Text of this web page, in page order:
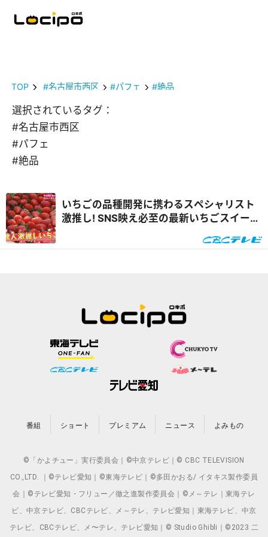
TOP #名古屋市西区 #パフェ #絶品
選択されているタグ：
#名古屋市西区
#パフェ
#絶品
いちごの品種開発に携わるスペシャリスト
激推し! SNS映え必至の最新いちごスイーツ
番組 ショート プレミアム ニュース よみもの
©「かよチュー」実行委員会｜©中京テレビ｜© CBC TELEVISION
CO.,LTD. ｜©テレビ愛知｜©東海テレビ｜©多田かおる/ イタキス製作委員
会｜©テレビ愛知・フリュー／徹之進製作委員会｜©メ～テレ｜東海テレ
ビ、中京テレビ、CBCテレビ、メ～テレ、テレビ愛知｜東海テレビ、中京
テレビ、CBCテレビ、メ〜テレ、テレビ愛知｜© Studio Ghibli｜©2023 二